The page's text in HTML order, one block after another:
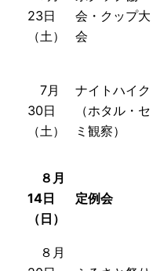
23日
（土）
会・クップ大
会
7月
30日
（土）
ナイトハイク
（ホタル・セ
ミ観察）
８月
14日
（日）
定例会
８月